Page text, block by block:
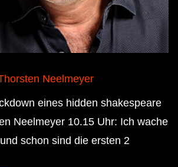
Neelmeyer
eines hidden shakespeare
Neelmeyer 10.15 Uhr: Ich wache
schon sind die ersten 2